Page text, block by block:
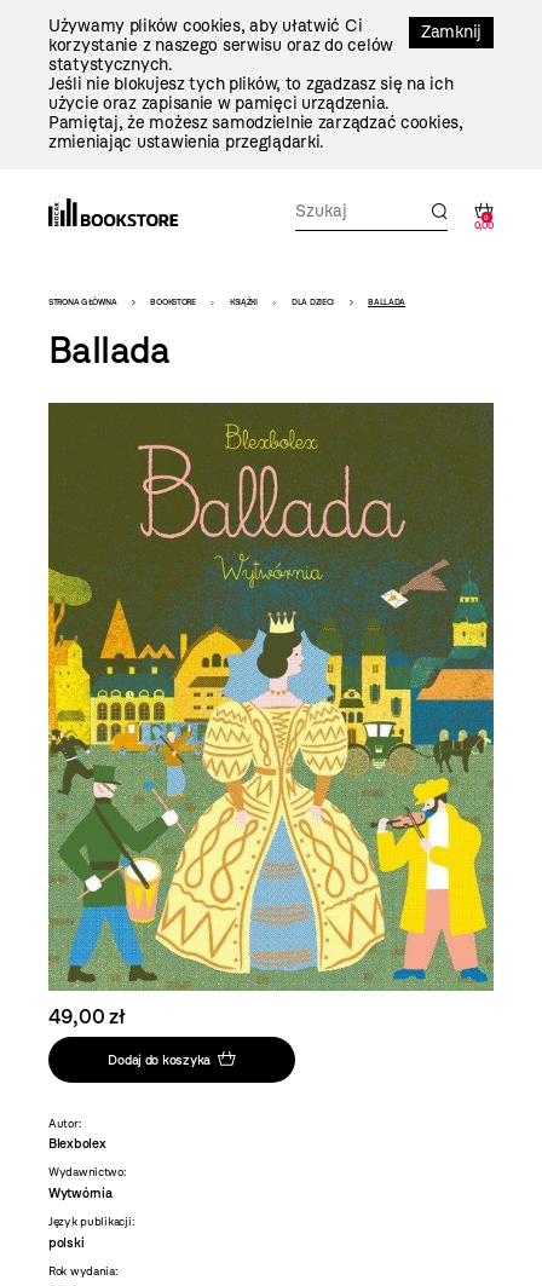
Zamknij
Używamy plików cookies, aby ułatwić Ci
korzystanie z naszego serwisu oraz do celów
statystycznych.
Jeśli nie blokujesz tych plików, to zgadzasz się na ich
użycie oraz zapisanie w pamięci urządzenia.
Pamiętaj, że możesz samodzielnie zarządzać cookies,
zmieniając ustawienia przeglądarki.
0
0,00
Bookstore
-
szablon
szczegóły
STRONA GŁÓWNA BOOKSTORE KSIĄŻKI DLA DZIECI BALLADA
Ballada
49,00 zł
Dodaj do koszyka
Autor:
Blexbolex
Wydawnictwo:
Wytwórnia
Język publikacji:
polski
Rok wydania: